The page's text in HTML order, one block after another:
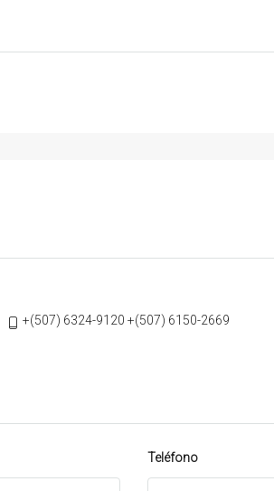
+(507) 6324-9120 +(507) 6150-2669
Teléfono